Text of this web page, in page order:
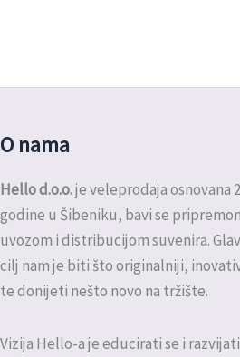
O nama
Hello d.o.o.je veleprodaja osnovana
godine u Šibeniku, bavi se
uvozom i distribucijom suvenira.
cilj nam je biti što originalniji,
te donijeti nešto novo na tržište.
Vizija Hello-a je educirati se i razvijati